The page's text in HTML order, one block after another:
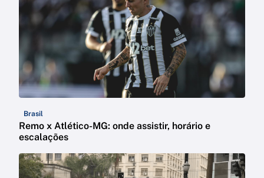
Brasil
Remo x Atlético-MG: onde assistir, horário e
escalações